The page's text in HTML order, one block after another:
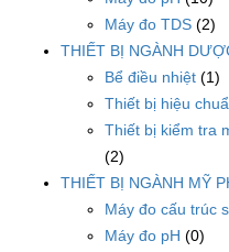
Máy đo TDS (2)
THIẾT BỊ NGÀNH
Bể điều nhiệt (1)
Thiết bị hiệu
Thiết bị kiểm tra
(2)
THIẾT BỊ NGÀNH MỸ
Máy đo cấu trúc
Máy đo pH (0)